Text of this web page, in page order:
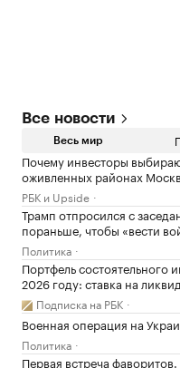
Все новости
Весь мир
Почему инвесторы
оживленных районах
РБК и Upside
Трамп отпросился с
пораньше, чтобы «вести
Политика
Портфель состоятельного
2026 году: ставка на
Подписка на РБК
Военная операция на
Политика
Первая встреча